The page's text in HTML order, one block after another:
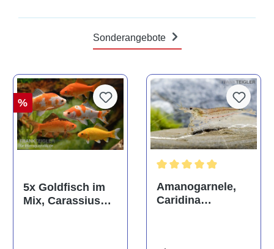
Sonderangebote
%
5x Goldfisch im
Mix, Carassius
Amanogarnele,
Caridina